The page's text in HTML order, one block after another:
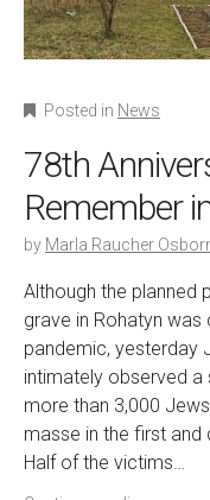
Posted in News
78th
Remember
by Marla Raucher
Although the planned
grave in Rohatyn
pandemic, yesterday
intimately observed a
more than 3,000
masse in the first and
Half of the victims…